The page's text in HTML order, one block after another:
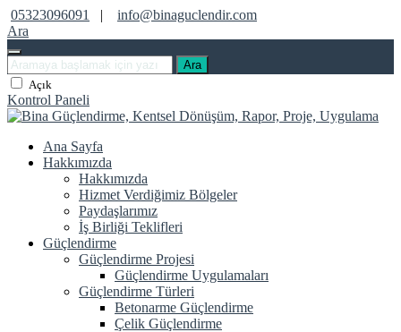
05323096091 |
info@binaguclendir.com
Ara
Ara
Açık
Kontrol Paneli
Ana Sayfa
Hakkımızda
Hakkımızda
Hizmet Verdiğimiz Bölgeler
Paydaşlarımız
İş Birliği Teklifleri
Güçlendirme
Güçlendirme Projesi
Güçlendirme Uygulamaları
Güçlendirme Türleri
Betonarme Güçlendirme
Çelik Güçlendirme